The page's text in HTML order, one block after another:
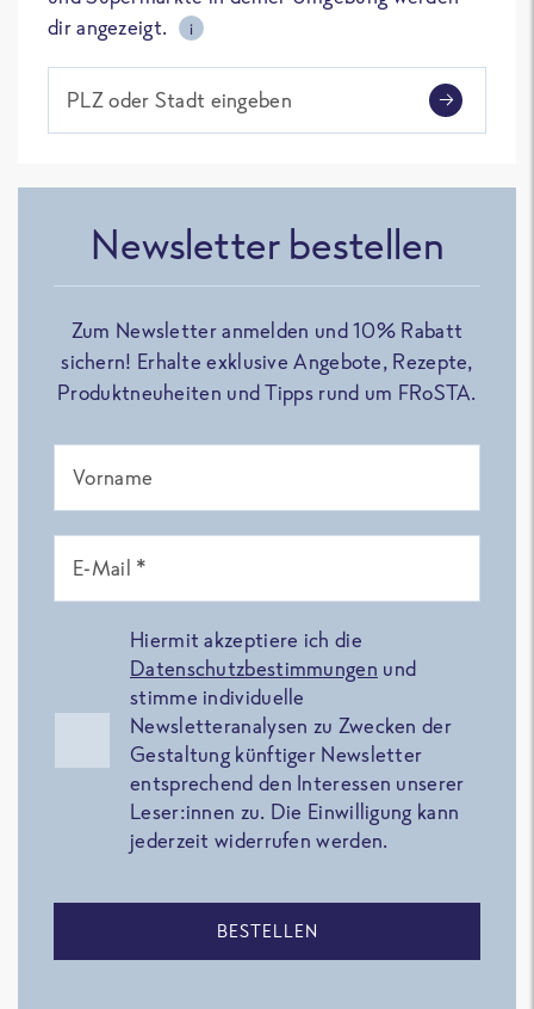
dir angezeigt.
i
PLZ oder Stadt eingeben
Newsletter bestellen
Zum Newsletter anmelden und 10% Rabatt
sichern! Erhalte exklusive Angebote, Rezepte,
Produktneuheiten und Tipps rund um FRoSTA.
Vorname
E-Mail *
Hiermit akzeptiere ich die
Datenschutzbestimmungen und
stimme individuelle
Newsletteranalysen zu Zwecken der
Gestaltung künftiger Newsletter
entsprechend den Interessen unserer
Leser:innen zu. Die Einwilligung kann
jederzeit widerrufen werden.
BESTELLEN